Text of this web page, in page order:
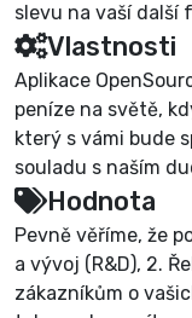
slevu na vaší další
Vlastnosti
Aplikace
peníze na světě,
který s vámi bude
souladu s naším
Hodnota
Pevně ​​věříme, že
a vývoj (R&D), 2.
zákazníkům o